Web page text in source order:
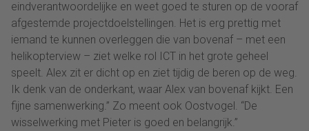
eindverantwoordelijke en weet goed te sturen op de vooraf
afgestemde projectdoelstellingen. Het is erg prettig met
iemand te kunnen overleggen die van bovenaf – met een
helikopterview – ziet welke rol ICT in het grote geheel
speelt. Alex zit er dicht op en ziet tijdig de beren op de weg.
Ik denk van de onderkant, waar Alex van bovenaf kijkt. Een
fijne samenwerking.” Zo meent ook Oostvogel. “De
wisselwerking met Pieter is goed en belangrijk.”